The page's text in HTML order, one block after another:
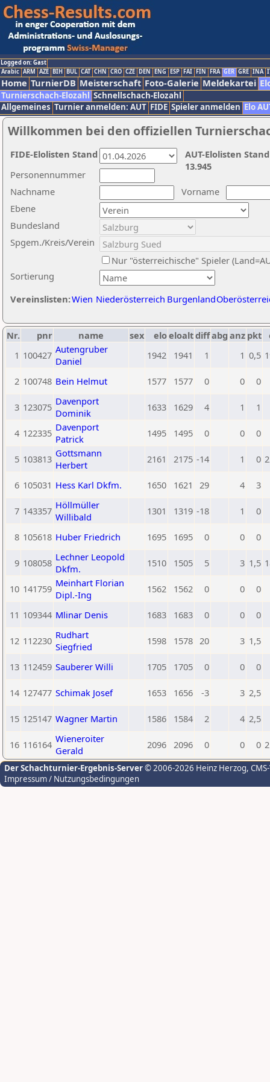
Logged on: Gast
Arabic ARM AZE BIH BUL CAT CHN CRO CZE DEN ENG ESP FAI FIN FRA GER GRE INA
Home TurnierDB Meisterschaft Foto-Galerie Meldekartei
Turnierschach-Elozahl Schnellschach-Elozahl
Allgemeines Turnier anmelden: AUT FIDE Spieler anmelden Elo
Willkommen bei den offiziellen
Nachname
Vorname
Ebene
Sortierung
Personennummer
Bundesland
Spgem./Kreis/Verein
Nur "österreichische" Spieler
Vereinslisten:Wien Niederösterreich Burgenland
AUT-Elolisten
13.945
FIDE-Elolisten Stand
Nr. pnr name sex eloeloaltdiffabg anz pkt
1 100427 Autengruber
Daniel
1942 1941 1 1 0,5
2 100748 Bein Helmut 1577 1577 0 0 0
3 123075 Davenport
Dominik
1633 1629 4 1 1
4 122335 Davenport
Patrick
1495 1495 0 0 0
5 103813 Gottsmann
Herbert
2161 2175 -14 1 0
6 105031 Hess Karl Dkfm. 1650 1621 29 4 3
7 143357 Höllmüller
Willibald
1301 1319 -18 1 0
8 105618 Huber Friedrich 1695 1695 0 0 0
9 108058 Lechner Leopold
Dkfm.
1510 1505 5 3 1,5
10 141759 Meinhart Florian
Dipl.-Ing
1562 1562 0 0 0
11 109344 Mlinar Denis 1683 1683 0 0 0
12 112230 Rudhart
Siegfried
1598 1578 20 3 1,5
13 112459 Sauberer Willi 1705 1705 0 0 0
14 127477 Schimak Josef 1653 1656 -3 3 2,5
15 125147 Wagner Martin 1586 1584 2 4 2,5
16 116164 Wieneroiter
Gerald
2096 2096 0 0 0
Der Schachturnier-Ergebnis-Server© 2006-2026 Heinz Herzog,
Impressum / Nutzungsbedingungen